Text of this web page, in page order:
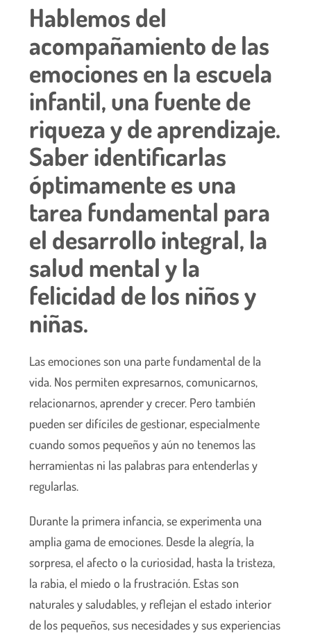
Hablemos del
acompañamiento de las
emociones en la escuela
infantil, una fuente de
riqueza y de aprendizaje.
Saber identificarlas
óptimamente es una
tarea fundamental para
el desarrollo integral, la
salud mental y la
felicidad de los niños y
niñas.
Las emociones son una parte fundamental de la
vida. Nos permiten expresarnos, comunicarnos,
relacionarnos, aprender y crecer. Pero también
pueden ser difíciles de gestionar, especialmente
cuando somos pequeños y aún no tenemos las
herramientas ni las palabras para entenderlas y
regularlas.
Durante la primera infancia, se experimenta una
amplia gama de emociones. Desde la alegría, la
sorpresa, el afecto o la curiosidad, hasta la tristeza,
la rabia, el miedo o la frustración. Estas son
naturales y saludables, y reflejan el estado interior
de los pequeños, sus necesidades y sus experiencias